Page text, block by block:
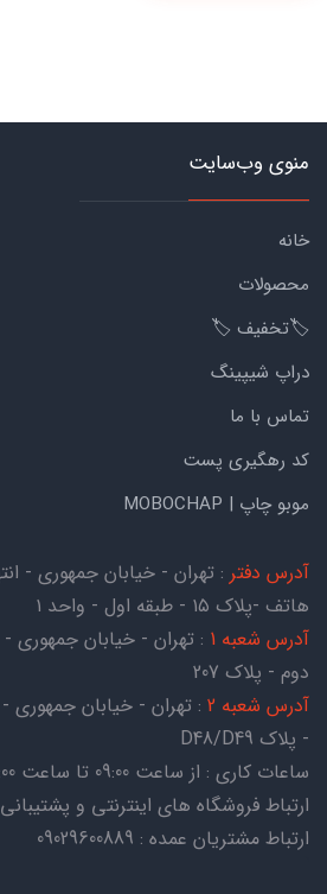
منوی وب‌سایت
خانه
محصولات
🏷️تخفیف 🏷️
دراپ شیپینگ
تماس با ما
کد رهگیری پست
موبو چاپ | MOBOCHAP
آدرس دفتر : تهران - خیابان جمهوری -
هاتف -پلاک ۱۵ - طبقه اول - واحد ۱
آدرس شعبه 1
: تهران - خیابان جمهوری -
دوم - پلاک 207
آدرس شعبه 2
: تهران - خیابان جمهوری
- پلاک D48/D49
ساعات کاری : از ساعت 09:00 تا ساعت 18:00
ارتباط فروشگاه های اینترنتی و پشتیبانی سایت :
ارتباط مشتریان عمده : 09029600889